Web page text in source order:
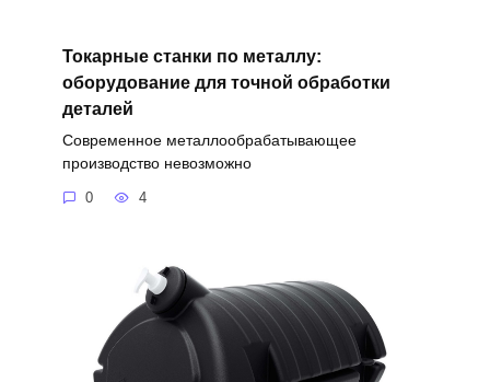
Токарные станки по металлу:
оборудование для точной обработки
деталей
Современное металлообрабатывающее
производство невозможно
0 4